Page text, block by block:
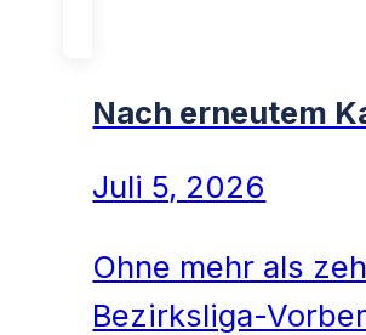
Nach erneutem
Juli 5, 2026
Ohne mehr als
Bezirksliga-